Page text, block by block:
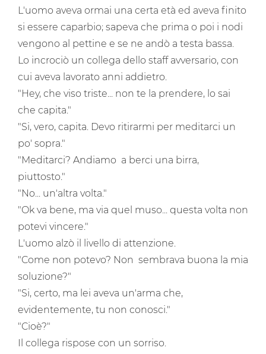
L'uomo aveva ormai una certa età ed aveva finito
si essere caparbio; sapeva che prima o poi i nodi
vengono al pettine e se ne andò a testa bassa.
Lo incrociò un collega dello staff avversario, con
cui aveva lavorato anni addietro.
"Hey, che viso triste... non te la prendere, lo sai
che capita."
"Si, vero, capita. Devo ritirarmi per meditarci un
po' sopra."
"Meditarci? Andiamo a berci una birra,
piuttosto."
"No... un'altra volta."
"Ok va bene, ma via quel muso... questa volta non
potevi vincere."
L'uomo alzò il livello di attenzione.
"Come non potevo? Non sembrava buona la mia
soluzione?"
"Si, certo, ma lei aveva un'arma che,
evidentemente, tu non conosci."
"Cioè?"
Il collega rispose con un sorriso.